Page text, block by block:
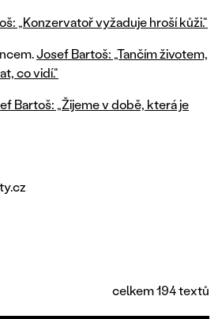
„Konzervatoř vyžaduje hroší kůži.“
Josef Bartoš: „Tančím životem,
co vidí.“
Bartoš: „Žijeme v době, která je
celkem 194 textů